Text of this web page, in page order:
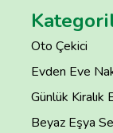
Oto Çekici
Evden Eve
Günlük Kiralık
Beyaz Eşya